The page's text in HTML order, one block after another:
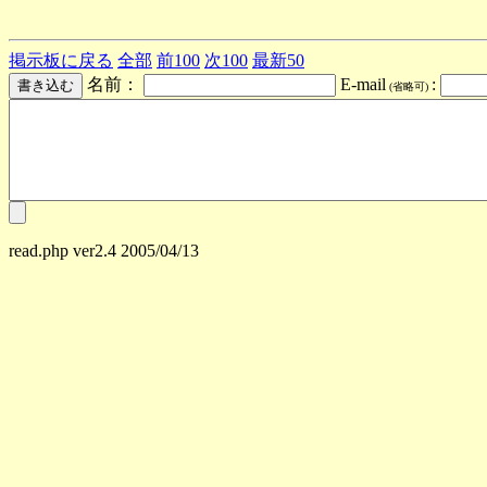
掲示板に戻る 全部 前100 次100 最新50
名前：
E-mail (省略可) :
read.php ver2.4 2005/04/13